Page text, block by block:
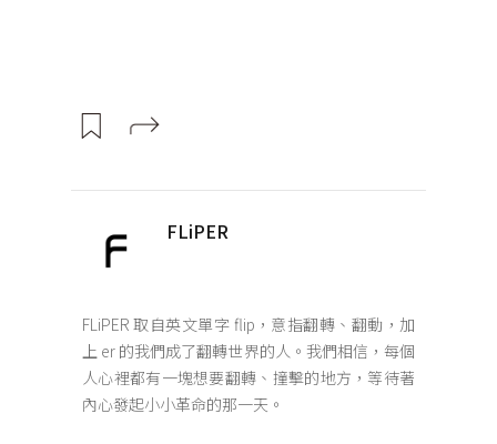
FLiPER
FLiPER 取自英文單字 flip，意指翻轉、翻動，加
上 er 的我們成了翻轉世界的人。我們相信，每個
人心裡都有一塊想要翻轉、撞擊的地方，等待著
內心發起小小革命的那一天。